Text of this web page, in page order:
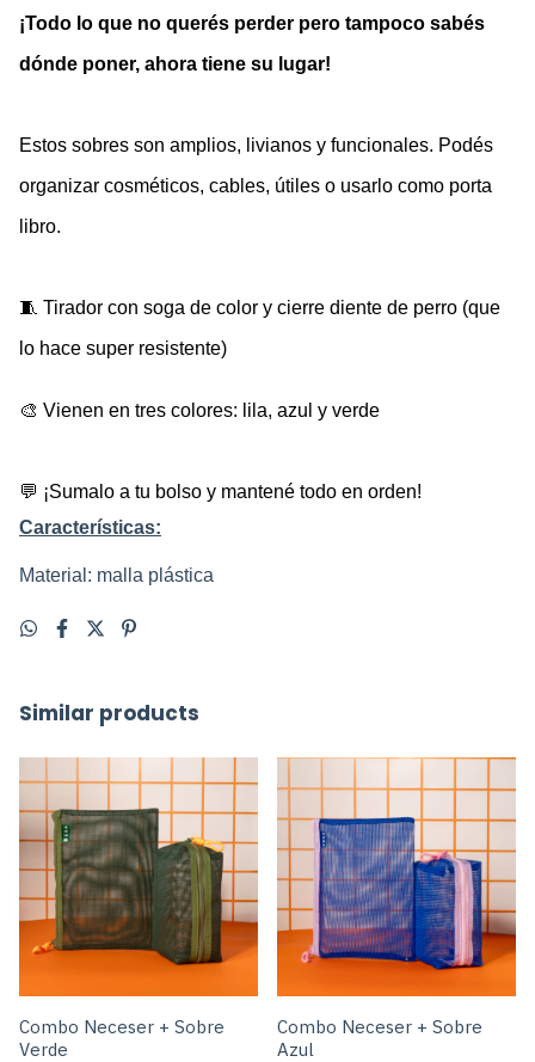
¡Todo lo que no querés perder pero tampoco sabés
dónde poner, ahora tiene su lugar!
Estos sobres son amplios, livianos y funcionales. Podés
organizar cosméticos, cables, útiles o usarlo como porta
libro.
🧵 Tirador con soga de color y cierre diente de perro (que
lo hace super resistente)
🎨 Vienen en tres colores: lila, azul y verde
💬 ¡Sumalo a tu bolso y mantené todo en orden!
Características:
Material: malla plástica
Similar products
Combo Neceser + Sobre
Verde
Combo Neceser + Sobre
Azul